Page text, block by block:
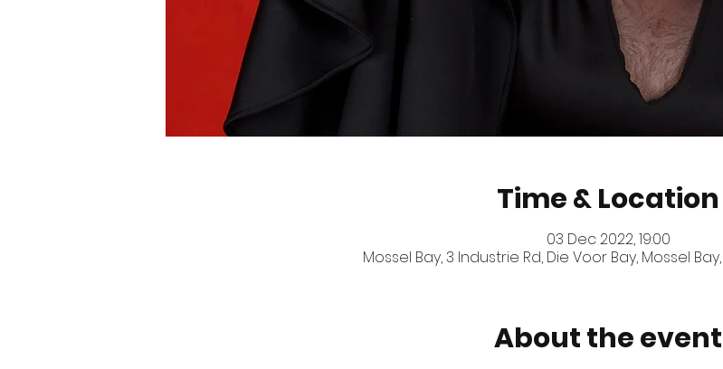
Time & Location
03 Dec 2022, 19:00
Mossel Bay, 3 Industrie Rd, Die Voor Bay, Mossel
About the event